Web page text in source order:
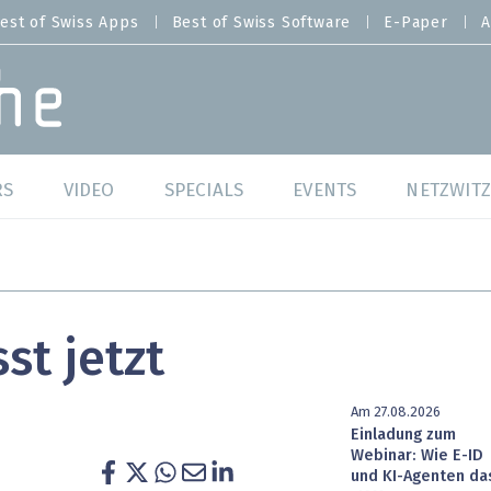
of Swiss Apps Best of Swiss Software E-Paper
Swiss Software
Hana
VIDEO SPECIALS
Cloud & Managed Services
EVENTS
jetzt
Am 27.08.2026
Einladung zum
Webinar: Wie E-ID
und KI-Agenten